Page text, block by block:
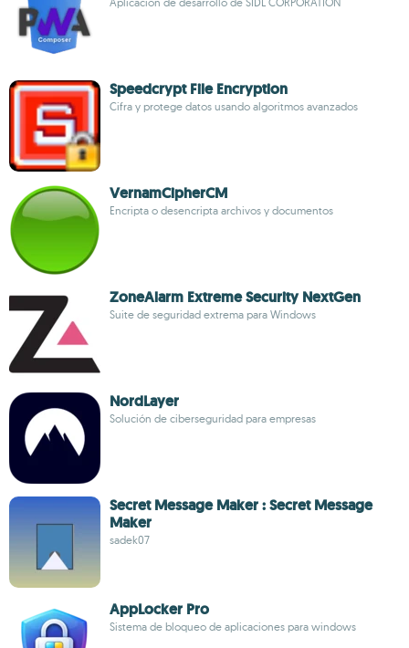
Speedcrypt File Encryption
Cifra y protege datos usando algoritmos avanzados
VernamCipherCM
Encripta o desencripta archivos y documentos
ZoneAlarm Extreme Security NextGen
Suite de seguridad extrema para Windows
NordLayer
Solución de ciberseguridad para empresas
Secret Message Maker : Secret Message
Maker
sadek07
AppLocker Pro
Sistema de bloqueo de aplicaciones para windows